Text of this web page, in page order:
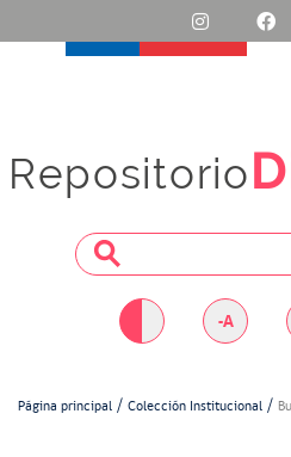
Repositorio
-A
Página principal Colección Institucional